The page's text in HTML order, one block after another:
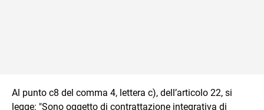
Al punto c8 del comma 4, lettera c), dell’articolo 22, si
legge: "Sono oggetto di contrattazione integrativa di